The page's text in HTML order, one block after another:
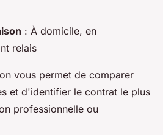
: À domicile, en
relais
vous permet de comparer
et d'identifier le contrat le plus
professionnelle ou